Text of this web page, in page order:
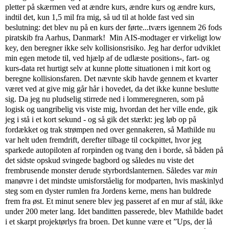
pletter på skærmen ved at ændre kurs, ændre kurs og ændre kurs,
indtil det, kun 1,5 mil fra mig, så ud til at holde fast ved sin
beslutning: det blev nu på en kurs der førte...tværs igennem 26 fods
piratskib fra Aarhus, Danmark! Min AIS-modtager er virkeligt low
key, den beregner ikke selv kollisionsrisiko. Jeg har derfor udviklet
min egen metode til, ved hjælp af de udlæste positions-, fart- og
kurs-data ret hurtigt selv at kunne plotte situationen i mit kort og
beregne kollisionsfaren. Det nævnte skib havde gennem et kvarter
været ved at give mig går hår i hovedet, da det ikke kunne beslutte
sig. Da jeg nu pludselig stirrede ned i lommeregneren, som på
logisk og uangribelig vis viste mig, hvordan det her ville ende, gik
jeg i stå i et kort sekund - og så gik det stærkt: jeg løb op på
fordækket og trak strømpen ned over gennakeren, så Mathilde nu
var helt uden fremdrift, derefter tilbage til cockpittet, hvor jeg
sparkede autopiloten af rorpinden og tvang den i borde, så båden på
det sidste opskud svingede bagbord og således nu viste det
frembrusende monster derude styrbordslanternen. Således varmin
manøvre i det mindste umisforståelig for modparten, hvis maskinlyd
steg som en dyster rumlen fra Jordens kerne, mens han buldrede
frem fra øst. Et minut senere blev jeg passeret af en mur af stål, ikke
under 200 meter lang. Idet banditten passerede, blev Mathilde badet
i et skarpt projektørlys fra broen. Det kunne være et ”Ups, der lå